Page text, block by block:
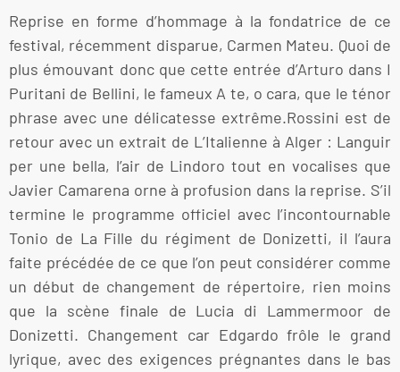
Reprise en forme d’hommage à la fondatrice de ce
festival, récemment disparue, Carmen Mateu. Quoi de
plus émouvant donc que cette entrée d’Arturo dans I
Puritani de Bellini, le fameux A te, o cara, que le ténor
phrase avec une délicatesse extrême.Rossini est de
retour avec un extrait de L’Italienne à Alger : Languir
per une bella, l’air de Lindoro tout en vocalises que
Javier Camarena orne à profusion dans la reprise. S’il
termine le programme officiel avec l’incontournable
Tonio de La Fille du régiment de Donizetti, il l’aura
faite précédée de ce que l’on peut considérer comme
un début de changement de répertoire, rien moins
que la scène finale de Lucia di Lammermoor de
Donizetti. Changement car Edgardo frôle le grand
lyrique, avec des exigences prégnantes dans le bas